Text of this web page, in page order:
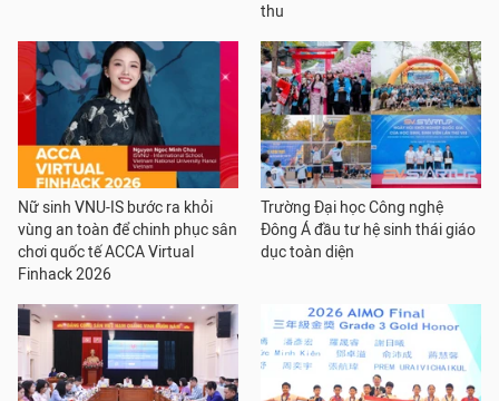
thu
Nữ sinh VNU-IS bước ra khỏi
vùng an toàn để chinh phục sân
chơi quốc tế ACCA Virtual
Finhack 2026
Trường Đại học Công nghệ
Đông Á đầu tư hệ sinh thái giáo
dục toàn diện